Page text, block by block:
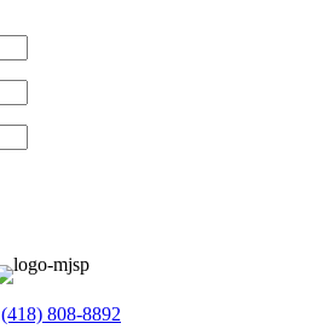
(418) 808-8892